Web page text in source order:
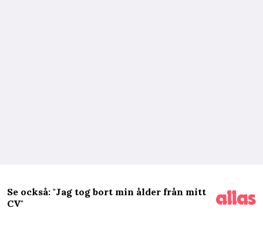
Se också: "Jag tog bort min ålder från mitt
CV"